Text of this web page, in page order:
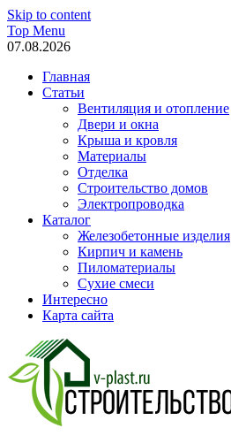
Skip to content
Top Menu
07.08.2026
Главная
Статьи
Вентиляция и отопление
Двери и окна
Крыша и кровля
Материалы
Отделка
Строительство домов
Электропроводка
Каталог
Железобетонные изделия
Кирпич и камень
Пиломатериалы
Сухие смеси
Интересно
Карта сайта